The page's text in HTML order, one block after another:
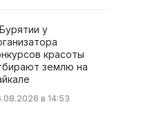
у
красоты
землю на
в 14:53